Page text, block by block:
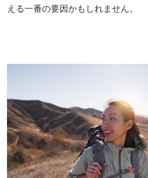
える一番の要因かもしれません。